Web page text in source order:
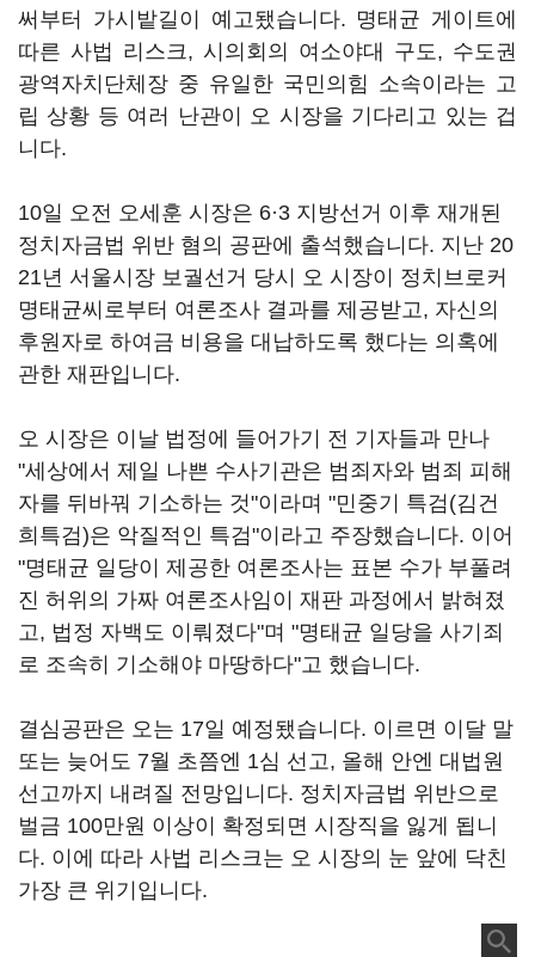
써부터 가시밭길이 예고됐습니다. 명태균 게이트에
따른 사법 리스크, 시의회의 여소야대 구도, 수도권
광역자치단체장 중 유일한 국민의힘 소속이라는 고
립 상황 등 여러 난관이 오 시장을 기다리고 있는 겁
니다.
10일 오전 오세훈 시장은 6·3 지방선거 이후 재개된
정치자금법 위반 혐의 공판에 출석했습니다. 지난 20
21년 서울시장 보궐선거 당시 오 시장이 정치브로커
명태균씨로부터 여론조사 결과를 제공받고, 자신의
후원자로 하여금 비용을 대납하도록 했다는 의혹에
관한 재판입니다.
오 시장은 이날 법정에 들어가기 전 기자들과 만나
"세상에서 제일 나쁜 수사기관은 범죄자와 범죄 피해
자를 뒤바꿔 기소하는 것"이라며 "민중기 특검(김건
희특검)은 악질적인 특검"이라고 주장했습니다. 이어
"명태균 일당이 제공한 여론조사는 표본 수가 부풀려
진 허위의 가짜 여론조사임이 재판 과정에서 밝혀졌
고, 법정 자백도 이뤄졌다"며 "명태균 일당을 사기죄
로 조속히 기소해야 마땅하다"고 했습니다.
결심공판은 오는 17일 예정됐습니다. 이르면 이달 말
또는 늦어도 7월 초쯤엔 1심 선고, 올해 안엔 대법원
선고까지 내려질 전망입니다. 정치자금법 위반으로
벌금 100만원 이상이 확정되면 시장직을 잃게 됩니
다. 이에 따라 사법 리스크는 오 시장의 눈 앞에 닥친
가장 큰 위기입니다.